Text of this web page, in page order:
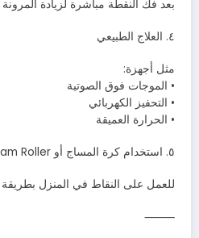
بعد فك النقطة مباشرة لزيادة
٤. العلاج الطبيعي
مثل أجهزة:
• الموجات فوق الصوتية
• التحفيز الكهربائي
• الحرارة العميقة
٥. استخدام كرة المساج أو Foam Roller
للعمل على النقاط في المنزل بطريقة
⸻